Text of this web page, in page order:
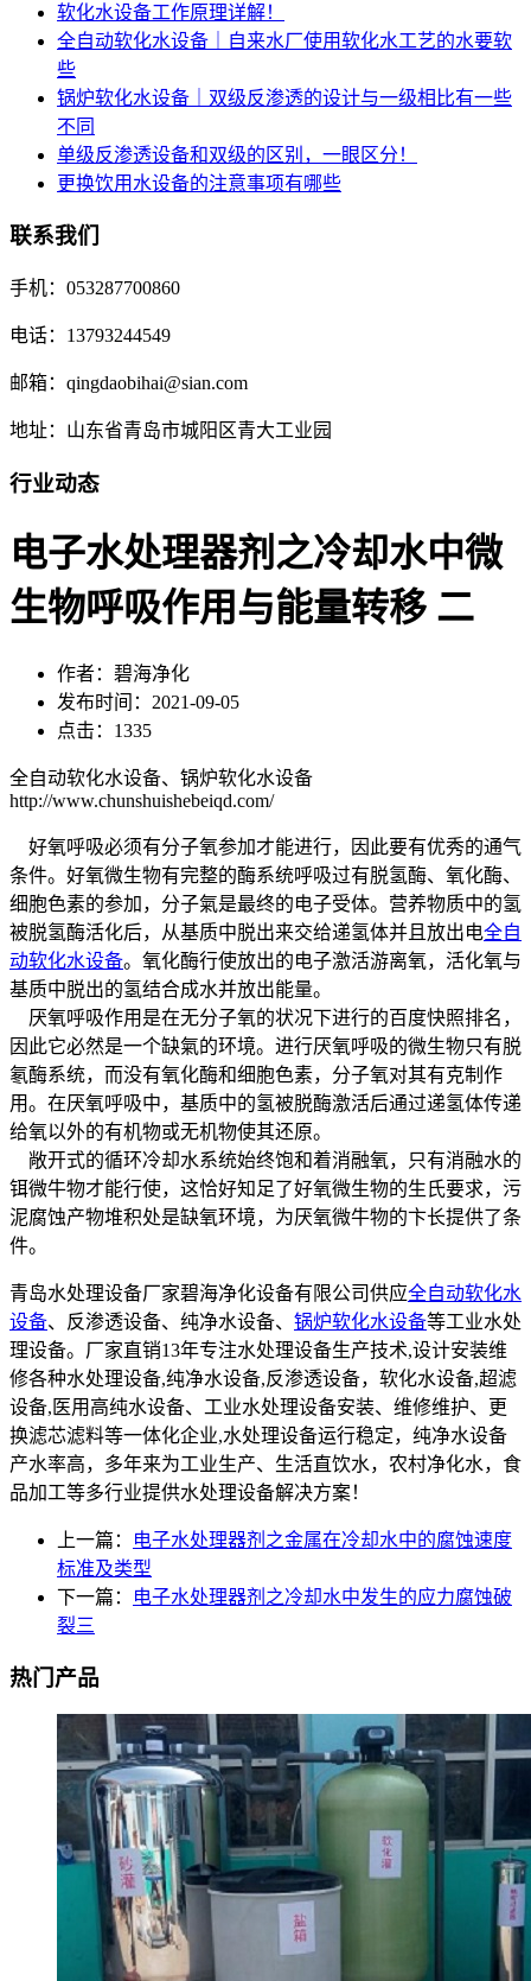
软化水设备工作原理详解！
全自动软化水设备｜自来水厂使用软化水工艺的水要软
些
锅炉软化水设备｜双级反渗透的设计与一级相比有一些
不同
单级反渗透设备和双级的区别，一眼区分！
更换饮用水设备的注意事项有哪些
联系我们
手机：053287700860
电话：13793244549
邮箱：qingdaobihai@sian.com
地址：山东省青岛市城阳区青大工业园
行业动态
电子水处理器剂之冷却水中微
生物呼吸作用与能量转移 二
作者：碧海净化
发布时间：2021-09-05
点击：1335
全自动软化水设备、锅炉软化水设备
http://www.chunshuishebeiqd.com/
好氧呼吸必须有分子氧参加才能进行，因此要有优秀的通气
条件。好氧微生物有完整的酶系统呼吸过有脱氢酶、氧化酶、
细胞色素的参加，分子氣是最终的电子受体。营养物质中的氢
被脱氢酶活化后，从基质中脱出来交给递氢体并且放出电全自
动软化水设备。氧化酶行使放出的电子激活游离氧，活化氧与
基质中脱出的氢结合成水并放出能量。
厌氧呼吸作用是在无分子氧的状况下进行的百度快照排名，
因此它必然是一个缺氣的环境。进行厌氧呼吸的微生物只有脱
氡酶系统，而没有氧化酶和细胞色素，分子氧对其有克制作
用。在厌氧呼吸中，基质中的氢被脱酶激活后通过递氢体传递
给氧以外的有机物或无机物使其还原。
敞开式的循环冷却水系统始终饱和着消融氧，只有消融水的
铒微牛物才能行使，这恰好知足了好氧微生物的生氏要求，污
泥腐蚀产物堆积处是缺氧环境，为厌氧微牛物的卞长提供了条
件。
青岛水处理设备厂家碧海净化设备有限公司供应全自动软化水
设备、反渗透设备、纯净水设备、 锅炉软化水设备等工业水处
理设备。厂家直销13年专注水处理设备生产技术,设计安装维
修各种水处理设备,纯净水设备,反渗透设备，软化水设备,超滤
设备,医用高纯水设备、工业水处理设备安装、维修维护、更
换滤芯滤料等一体化企业,水处理设备运行稳定，纯净水设备
产水率高，多年来为工业生产、生活直饮水，农村净化水，食
品加工等多行业提供水处理设备解决方案！
上一篇：
电子水处理器剂之金属在冷却水中的腐蚀速度
标准及类型
下一篇：
电子水处理器剂之冷却水中发生的应力腐蚀破
裂三
热门产品